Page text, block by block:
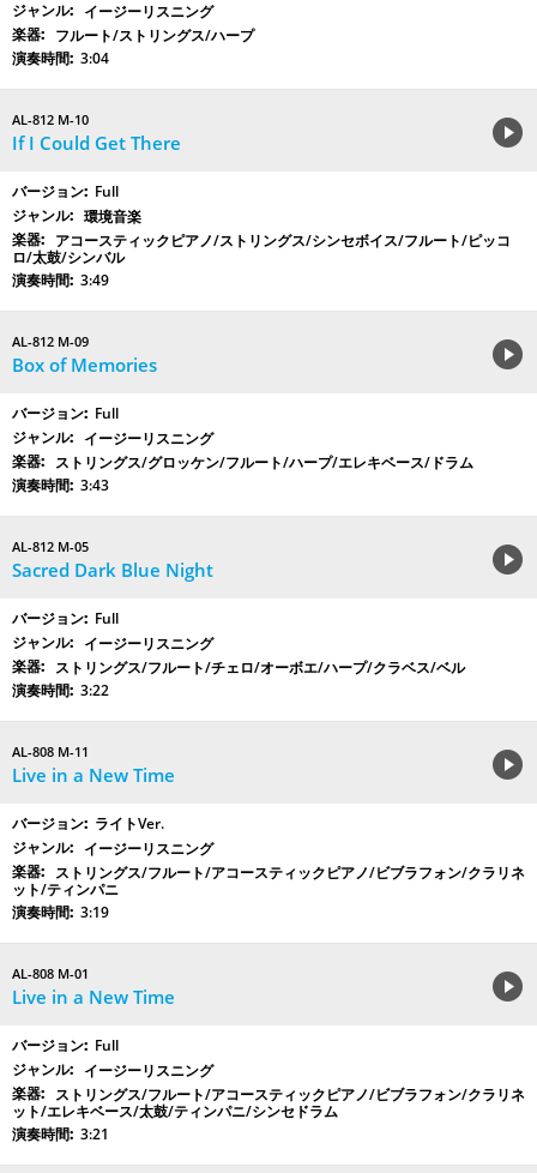
イージーリスニング
フルート/ストリングス/ハープ
3:04
AL-812 M-10
If I Could Get There
Full
環境音楽
アコースティックピアノ/ストリングス/シンセボイス/フルート/ピッコ
ロ/太鼓/シンバル
3:49
AL-812 M-09
Box of Memories
Full
イージーリスニング
ストリングス/グロッケン/フルート/ハープ/エレキベース/ドラム
3:43
AL-812 M-05
Sacred Dark Blue Night
Full
イージーリスニング
ストリングス/フルート/チェロ/オーボエ/ハープ/クラベス/ベル
3:22
AL-808 M-11
Live in a New Time
ライトVer.
イージーリスニング
ストリングス/フルート/アコースティックピアノ/ビブラフォン/クラリネ
ット/ティンパニ
3:19
AL-808 M-01
Live in a New Time
Full
イージーリスニング
ストリングス/フルート/アコースティックピアノ/ビブラフォン/クラリネ
ット/エレキベース/太鼓/ティンパニ/シンセドラム
3:21